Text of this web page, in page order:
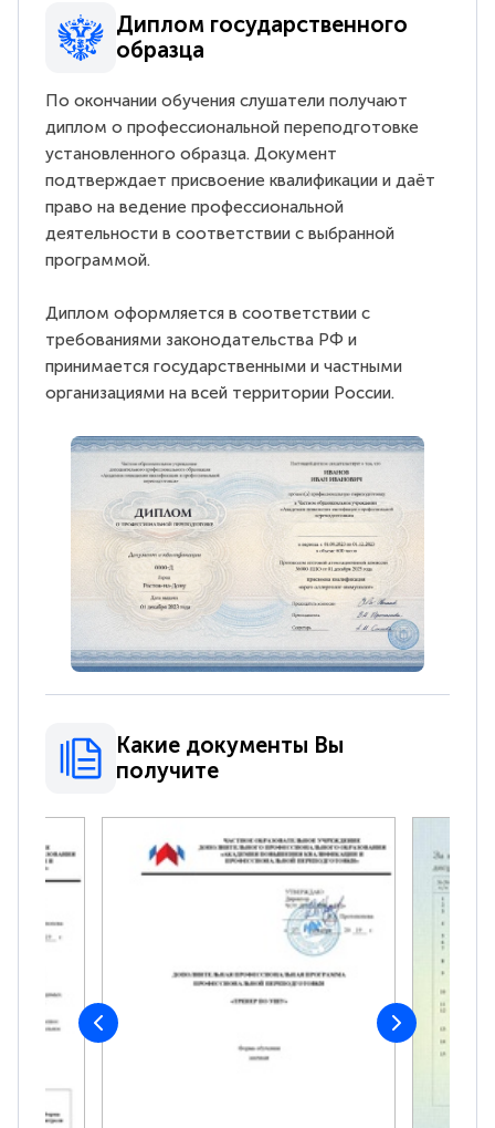
Диплом государственного
образца
По окончании обучения слушатели получают
диплом о профессиональной переподготовке
установленного образца. Документ
подтверждает присвоение квалификации и даёт
право на ведение профессиональной
деятельности в соответствии с выбранной
программой.
Диплом оформляется в соответствии с
требованиями законодательства РФ и
принимается государственными и частными
организациями на всей территории России.
Какие документы Вы
получите